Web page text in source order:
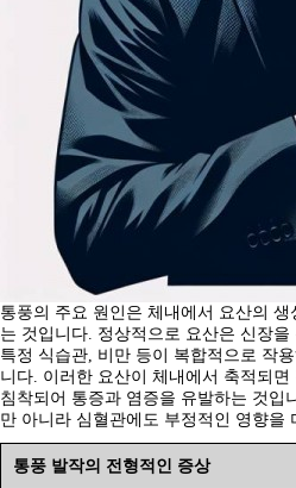
통풍의 주요 원인은 체내에서 요산의
는 것입니다. 정상적으로 요산은 신장
특정 식습관, 비만 등이 복합적으로 작
니다. 이러한 요산이 체내에서 축적되면
침착되어 통증과 염증을 유발하는 것입
만 아니라 심혈관에도 부정적인 영향을
통풍 발작의 전형적인 증상